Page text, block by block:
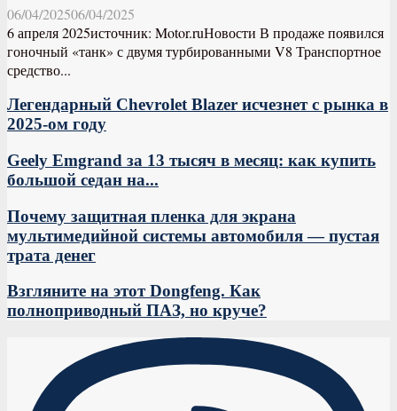
06/04/202506/04/2025
6 апреля 2025источник: Motor.ruНовости В продаже появился
гоночный «танк» с двумя турбированными V8 Транспортное
средство...
Легендарный Chevrolet Blazer исчезнет с рынка в
2025-ом году
Geely Emgrand за 13 тысяч в месяц: как купить
большой седан на...
Почему защитная пленка для экрана
мультимедийной системы автомобиля — пустая
трата денег
Взгляните на этот Dongfeng. Как
полноприводный ПАЗ, но круче?